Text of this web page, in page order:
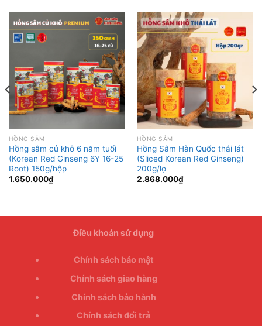
HỒNG SÂM
Hồng sâm củ khô 6 năm tuổi
(Korean Red Ginseng 6Y 16-25
Root) 150g/hộp
1.650.000₫
HỒNG SÂM
Hồng Sâm Hàn Quốc thái lát
(Sliced Korean Red Ginseng)
200g/lọ
2.868.000₫
Điều khoản sử dụng
Chính sách bảo mật
Chính sách giao hàng
Chính sách bảo hành
Chính sách đổi trả